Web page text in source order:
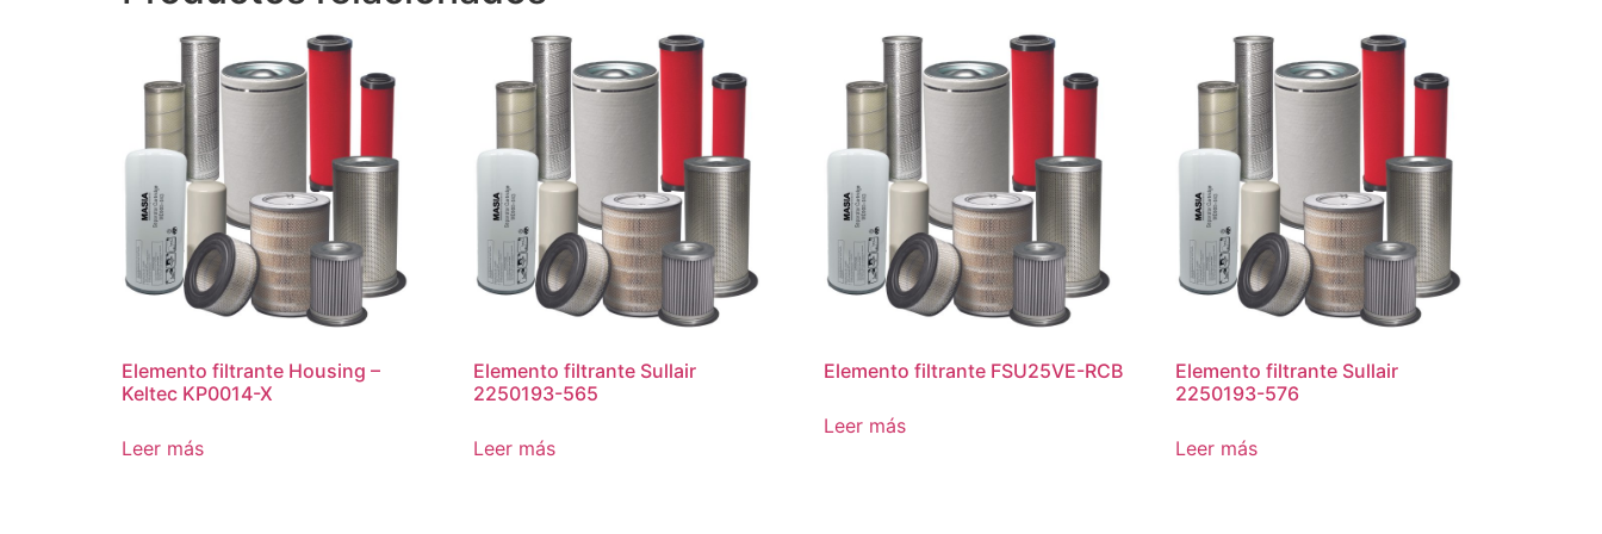
Elemento filtrante Housing –
Keltec KP0014-X
Leer más
Elemento filtrante Sullair
2250193-565
Leer más
Elemento filtrante FSU25VE-RCB
Leer más
Elemento filtrante Sullair
2250193-576
Leer más